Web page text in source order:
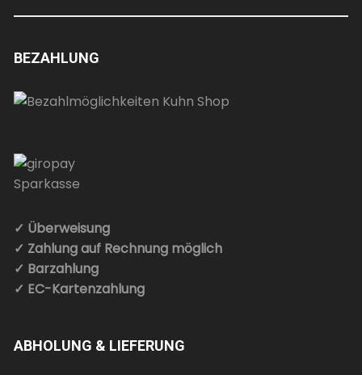
BEZAHLUNG
✓ Überweisung
✓ Zahlung auf Rechnung möglich
✓ Barzahlung
✓ EC-Kartenzahlung
ABHOLUNG & LIEFERUNG